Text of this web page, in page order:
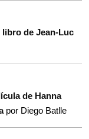
de Jean-Luc
de Hanna
por Diego Batlle